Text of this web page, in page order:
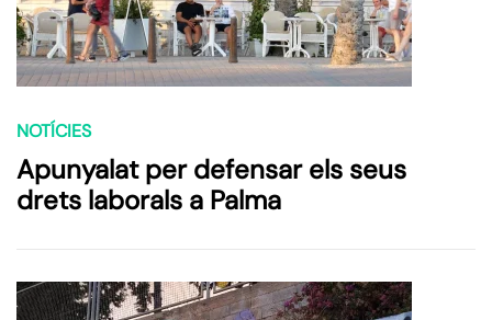
NOTÍCIES
Apunyalat per defensar els seus
drets laborals a Palma